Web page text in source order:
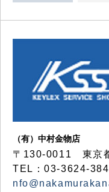
（有）中村金物店
〒130-0011 東京
TEL：03-3624-